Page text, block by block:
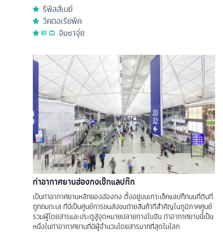
รีพัลส์เบย์
วิคตอเรียพีค
จิมซาจุ่ย
ท่าอากาศยานฮ่องกงเช๊กแลปก๊ก
เป็นท่าอากาศยานหลักของฮ่องกง ตั้งอยู่บนเกาะเช็คแลปก๊กบนที่ดินที่
ถูกถมทะเล ที่นี่เป็นศูนย์การขนส่งขนถ่ายสินค้าที่สำคัญในภูมิภาคศูนย์
รวมผู้โดยสารและประตูสู่จุดหมายปลายทางในจีน ท่าอากาศยานนี้เป็น
หนึ่งในท่าอากาศยานที่มีผู้จำนวนโดยสารมากที่สุดในโลก